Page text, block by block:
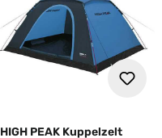
HIGH PEAK Kuppelzelt